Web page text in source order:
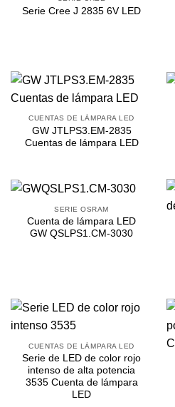
Serie Cree J 2835 6V LED
CUENTAS DE LÁMPARA LED
GW JTLPS3.EM-2835
Cuentas de lámpara LED
SERIE OSRAM
Cuenta de lámpara LED
GW QSLPS1.CM-3030
CUENTAS DE LÁMPARA LED
Serie de LED de color rojo
intenso de alta potencia
3535 Cuenta de lámpara
LED